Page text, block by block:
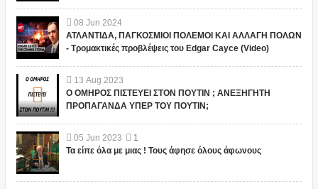
08 Jun 2024
ΑΤΛΑΝΤΙΔΑ, ΠΑΓΚΟΣΜΙΟΙ ΠΟΛΕΜΟΙ ΚΑΙ ΑΛΛΑΓΗ ΠΟΛΩΝ
- Τρομακτικές προβλέψεις του Edgar Cayce (Video)
13 Aug 2023
Ο ΟΜΗΡΟΣ ΠΙΣΤΕΥΕΙ ΣΤΟΝ ΠΟΥΤΙΝ ; ΑΝΕΞΗΓΗΤΗ
ΠΡΟΠΑΓΑΝΔΑ ΥΠΕΡ ΤΟΥ ΠΟΥΤΙΝ;
05 Jun 2023
1
Τα είπε όλα με μιας ! Τους άφησε όλους άφωνους